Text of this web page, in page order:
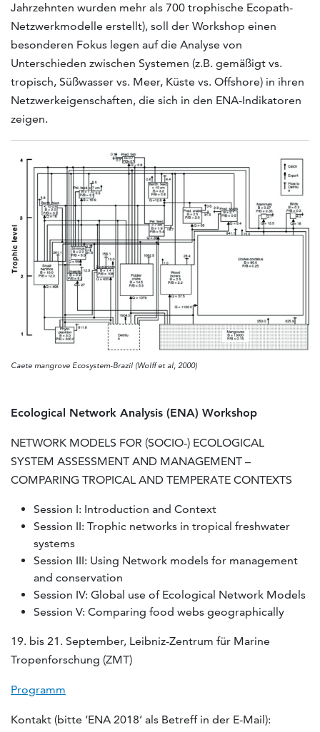
Jahrzehnten wurden mehr als 700 trophische Ecopath-
Netzwerkmodelle erstellt), soll der Workshop einen
besonderen Fokus legen auf die Analyse von
Unterschieden zwischen Systemen (z.B. gemäßigt vs.
tropisch, Süßwasser vs. Meer, Küste vs. Offshore) in ihren
Netzwerkeigenschaften, die sich in den ENA-Indikatoren
zeigen.
Caete mangrove Ecosystem-Brazil (Wolff et al, 2000)
Ecological Network Analysis (ENA) Workshop
NETWORK MODELS FOR (SOCIO-) ECOLOGICAL
SYSTEM ASSESSMENT AND MANAGEMENT –
COMPARING TROPICAL AND TEMPERATE CONTEXTS
Session I: Introduction and Context
Session II: Trophic networks in tropical freshwater
systems
Session III: Using Network models for management
and conservation
Session IV: Global use of Ecological Network Models
Session V: Comparing food webs geographically
19. bis 21. September, Leibniz-Zentrum für Marine
Tropenforschung (ZMT)
Programm
Kontakt (bitte ‘ENA 2018’ als Betreff in der E-Mail):